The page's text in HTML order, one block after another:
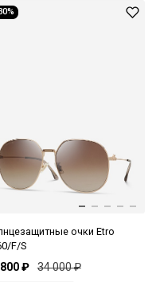
очки Etro
F/S
₽ 34 000 ₽